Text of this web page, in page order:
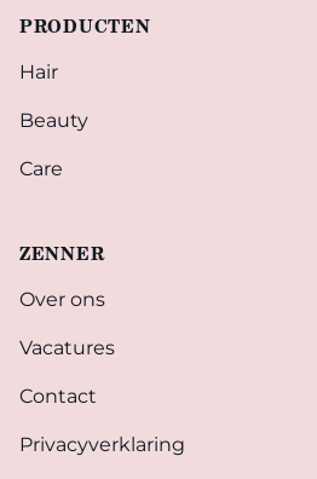
PRODUCTEN
Hair
Beauty
Care
ZENNER
Over ons
Vacatures
Contact
Privacyverklaring